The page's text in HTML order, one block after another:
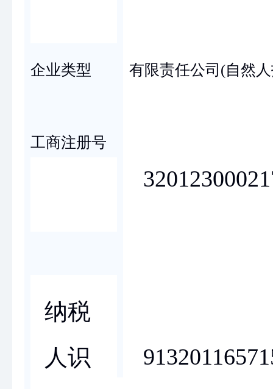
企业类型 有限责任公司(自然
工商注册号
纳税
人识